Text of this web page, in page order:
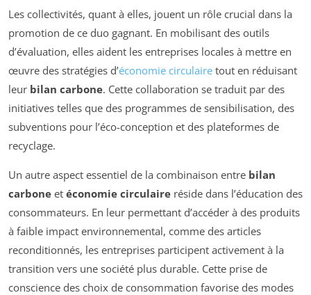
Les collectivités, quant à elles, jouent un rôle crucial dans la
promotion de ce duo gagnant. En mobilisant des outils
d’évaluation, elles aident les entreprises locales à mettre en
œuvre des stratégies d’économie circulaire tout en réduisant
leur bilan carbone. Cette collaboration se traduit par des
initiatives telles que des programmes de sensibilisation, des
subventions pour l’éco-conception et des plateformes de
recyclage.
Un autre aspect essentiel de la combinaison entre bilan
carbone et économie circulaire réside dans l’éducation des
consommateurs. En leur permettant d’accéder à des produits
à faible impact environnemental, comme des articles
reconditionnés, les entreprises participent activement à la
transition vers une société plus durable. Cette prise de
conscience des choix de consommation favorise des modes